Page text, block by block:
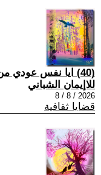
(40) ايا نفس عودي من كتاب(انثى من زمن آخر)
للاإيمان الشباني
2026 / 8 / 8
قضايا ثقافية